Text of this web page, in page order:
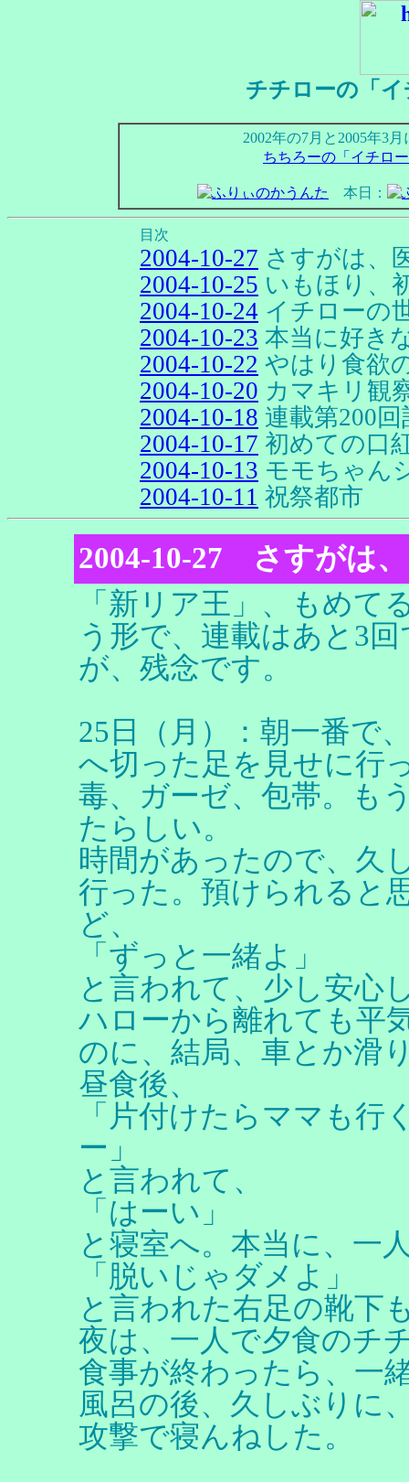
チチローの「
2002年の7月と2005年3
ちちろーの「イチロ
本日：
目次
2004-10-27 さすがは、
2004-10-25 いもほり、
2004-10-24 イチローの
2004-10-23 本当に好き
2004-10-22 やはり食欲
2004-10-20 カマキリ観
2004-10-18 連載第200
2004-10-17 初めての口
2004-10-13 モモちゃん
2004-10-11 祝祭都市
2004-10-27 さすがは
「新リア王」、もめて
う形で、連載はあと3
が、残念です。
25日（月）：朝一番で
へ切った足を見せに行
毒、ガーゼ、包帯。も
たらしい。
時間があったので、久
行った。預けられると
ど、
「ずっと一緒よ」
と言われて、少し安心
ハローから離れても平
のに、結局、車とか滑
昼食後、
「片付けたらママも行
ー」
と言われて、
「はーい」
と寝室へ。本当に、一
「脱いじゃダメよ」
と言われた右足の靴下
夜は、一人で夕食のチ
食事が終わったら、一
風呂の後、久しぶりに
攻撃で寝んねした。